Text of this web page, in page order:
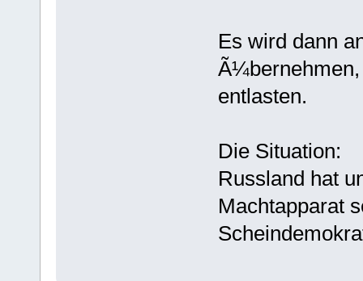
Es wird dann
entlasten.
Die Situation:
Russland hat
Machtapparat